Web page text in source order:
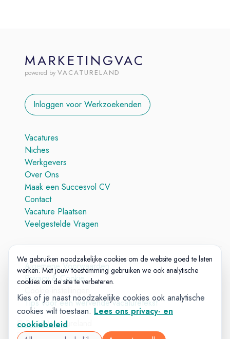
MARKETINGVAC
powered by VACATURELAND
Inloggen voor Werkzoekenden
Vacatures
Niches
Werkgevers
Over Ons
Maak een Succesvol CV
Contact
Vacature Plaatsen
Veelgestelde Vragen
© 2025 Vacatureland
Build:20260727-1227
Algemene Voorwaarden
Privacy & Cookie
Tips voor een wervende vacaturetekst
We gebruiken noodzakelijke cookies om de website goed te laten
werken. Met jouw toestemming gebruiken we ook analytische
cookies om de site te verbeteren.
Kies of je naast noodzakelijke cookies ook analytische
cookies wilt toestaan. Lees ons privacy- en
cookiebeleid.